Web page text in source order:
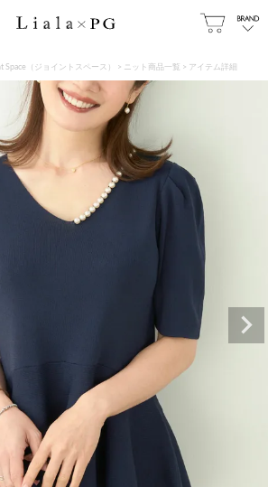
（ジョイントスペース） ニット商品一覧 アイテム詳細